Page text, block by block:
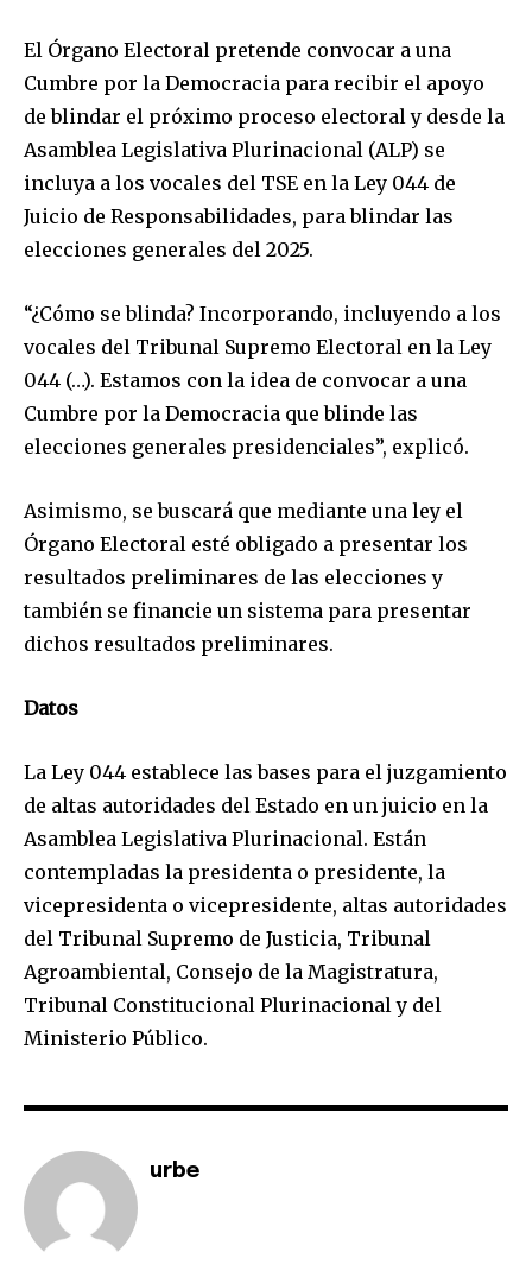
Join our community of
SUBSCRIBERS and be part of the
conversation.
To subscribe, simply enter your email address on our website
or click the subscribe button below. Don't worry, we respect
your privacy and won't spam your inbox. Your information is
safe with us.
I've read and accept the
El Órgano Electoral pretende convocar a una
Cumbre por la Democracia para recibir el apoyo
de blindar el próximo proceso electoral y desde la
Asamblea Legislativa Plurinacional (ALP) se
incluya a los vocales del TSE en la Ley 044 de
Juicio de Responsabilidades, para blindar las
elecciones generales del 2025.
“¿Cómo se blinda? Incorporando, incluyendo a los
vocales del Tribunal Supremo Electoral en la Ley
044 (…). Estamos con la idea de convocar a una
Cumbre por la Democracia que blinde las
elecciones generales presidenciales”, explicó.
Asimismo, se buscará que mediante una ley el
Órgano Electoral esté obligado a presentar los
resultados preliminares de las elecciones y
también se financie un sistema para presentar
dichos resultados preliminares.
Datos
La Ley 044 establece las bases para el juzgamiento
de altas autoridades del Estado en un juicio en la
Asamblea Legislativa Plurinacional. Están
contempladas la presidenta o presidente, la
vicepresidenta o vicepresidente, altas autoridades
del Tribunal Supremo de Justicia, Tribunal
Agroambiental, Consejo de la Magistratura,
Tribunal Constitucional Plurinacional y del
Ministerio Público.
urbe